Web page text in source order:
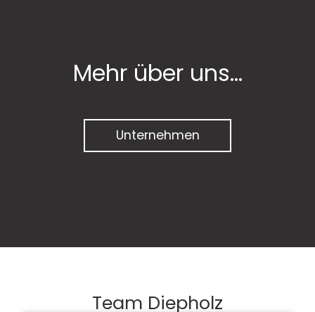
Mehr über uns...
Unternehmen
Team Diepholz